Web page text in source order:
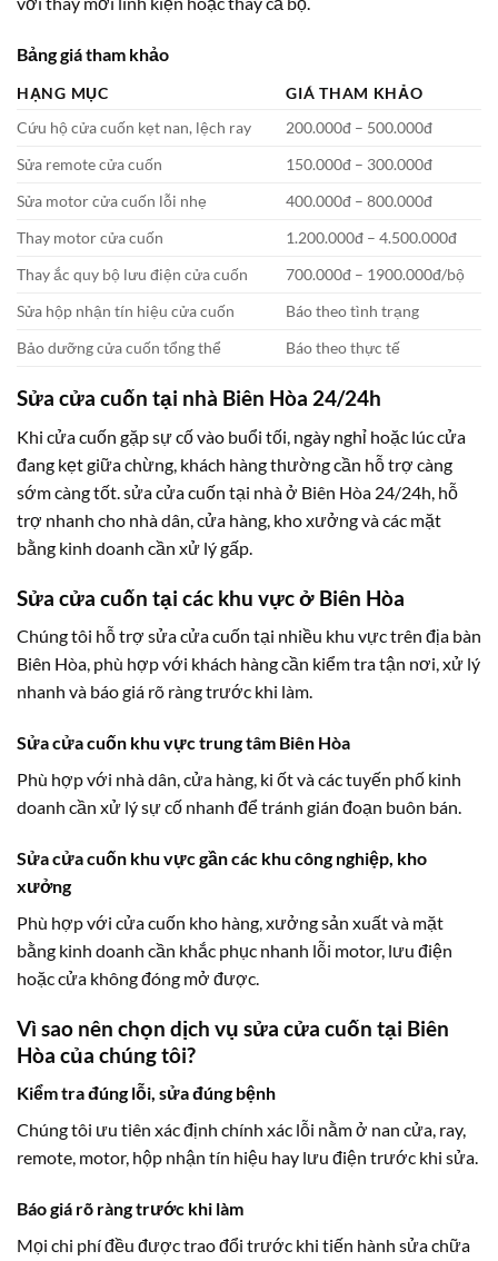
Bảng giá tham khảo
HẠNG MỤC
GIÁ THAM KHẢO
Cứu hộ cửa cuốn kẹt nan, lệch ray
200.000đ – 500.000đ
Sửa remote cửa cuốn
150.000đ – 300.000đ
Sửa motor cửa cuốn lỗi nhẹ
400.000đ – 800.000đ
Thay motor cửa cuốn
1.200.000đ – 4.500.000đ
Thay ắc quy bộ lưu điện cửa cuốn
700.000đ – 1900.000đ/bộ
Sửa hộp nhận tín hiệu cửa cuốn
Báo theo tình trạng
Bảo dưỡng cửa cuốn tổng thể
Báo theo thực tế
Sửa cửa cuốn tại nhà Biên Hòa 24/24h
Khi cửa cuốn gặp sự cố vào buổi tối, ngày nghỉ hoặc lúc cửa
đang kẹt giữa chừng, khách hàng thường cần hỗ trợ càng
sớm càng tốt. sửa cửa cuốn tại nhà ở Biên Hòa 24/24h, hỗ
trợ nhanh cho nhà dân, cửa hàng, kho xưởng và các mặt
bằng kinh doanh cần xử lý gấp.
Sửa cửa cuốn tại các khu vực ở Biên Hòa
Chúng tôi hỗ trợ sửa cửa cuốn tại nhiều khu vực trên địa bàn
Biên Hòa, phù hợp với khách hàng cần kiểm tra tận nơi, xử lý
nhanh và báo giá rõ ràng trước khi làm.
Sửa cửa cuốn khu vực trung tâm Biên Hòa
Phù hợp với nhà dân, cửa hàng, ki ốt và các tuyến phố kinh
doanh cần xử lý sự cố nhanh để tránh gián đoạn buôn bán.
Sửa cửa cuốn khu vực gần các khu công nghiệp, kho
xưởng
Phù hợp với cửa cuốn kho hàng, xưởng sản xuất và mặt
bằng kinh doanh cần khắc phục nhanh lỗi motor, lưu điện
hoặc cửa không đóng mở được.
Vì sao nên chọn dịch vụ sửa cửa cuốn tại Biên
Hòa của chúng tôi?
Kiểm tra đúng lỗi, sửa đúng bệnh
Chúng tôi ưu tiên xác định chính xác lỗi nằm ở nan cửa, ray,
remote, motor, hộp nhận tín hiệu hay lưu điện trước khi sửa.
Báo giá rõ ràng trước khi làm
Mọi chi phí đều được trao đổi trước khi tiến hành sửa chữa